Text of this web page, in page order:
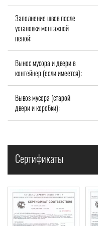
Заполнение швов после
установки монтажной
пеной:
Вынос мусора и двери в
контейнер (если имеется):
Вывоз мусора (старой
двери и коробки):
Сертификаты